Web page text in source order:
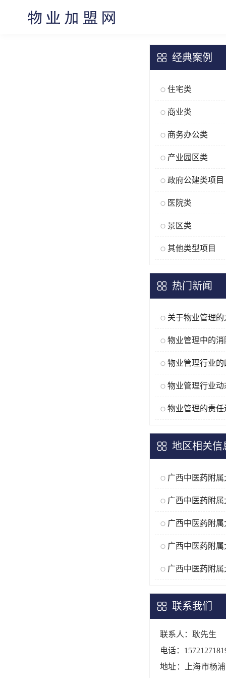
经典案例
住宅类
商业类
商务办公类
产业园区类
政府公建类项目
医院类
景区类
其他类型项目
热门新闻
物业管理的责任
地区相关信
联系我们
联系人：耿先生
电话：
地址：上海市杨